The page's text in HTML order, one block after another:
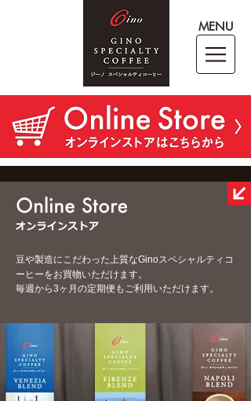
MENU
豆や製造にこだわった上質なGinoスペシャルティコ
ーヒーをお買物いただけます。
毎週から3ヶ月の定期便もご利用いただけます。